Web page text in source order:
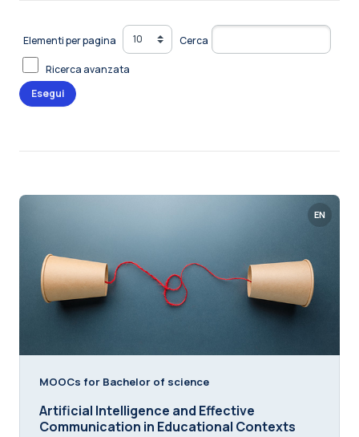
Elementi per pagina Cerca
Ricerca avanzata
EN
MOOCs for Bachelor of science
Artificial Intelligence and Effective
Communication in Educational Contexts